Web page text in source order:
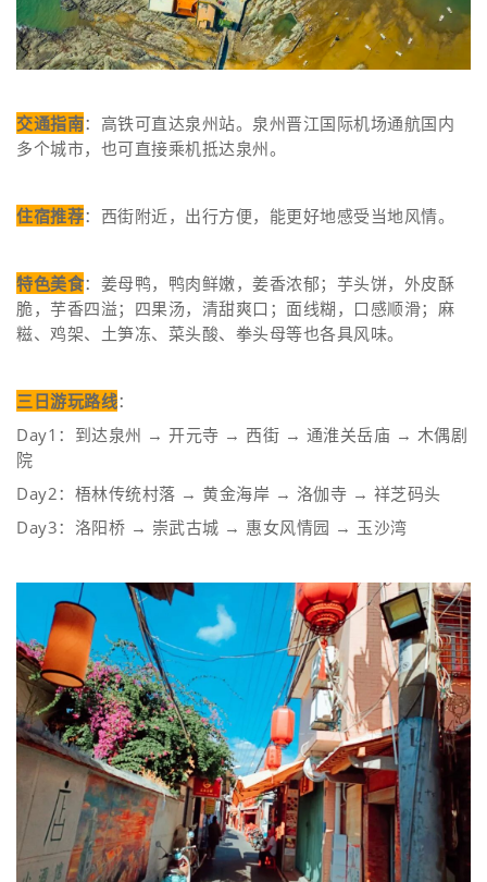
交通指南：高铁可直达泉州站。 泉州晋江国际机场通航国内
多个城市，也可直接乘机抵达泉州。
住宿推荐：西街附近，出行方便，能更好地感受当地风情。
特色美食：姜母鸭，鸭肉鲜嫩，姜香浓郁；芋头饼，外皮酥
脆，芋香四溢；四果汤，清甜爽口；面线糊，口感顺滑；麻
糍、鸡架、土笋冻、菜头酸、拳头母等也各具风味。
三日游玩路线：
Day1：到达泉州 → 开元寺 → 西街 → 通淮关岳庙 → 木偶剧
院
Day2：梧林传统村落 → 黄金海岸 → 洛伽寺 → 祥芝码头
Day3：洛阳桥 → 崇武古城 → 惠女风情园 → 玉沙湾